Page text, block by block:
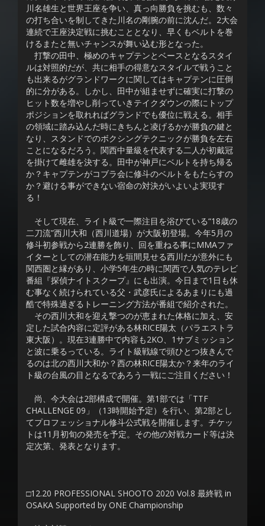
川名雄生と世界王座を争い、真っ向勝負を挑むも、数々
の打ち合いを制してきた川名の剛腕の前に沈んだ。2大会
連続で王座決定戦に挑むこととなり、早くもベルトを巻
けるまたと無いチャンスが舞い込む形となった。
打撃の田中、極めのキャプテンとベースとなるスタイ
ルは対照的だが、共に相手の得意なスタイルで戦うこと
も出来るがグランドワークに関してはキャプテンに圧倒
的に分がある。しかし、田中が組ませずに確実に打撃の
ヒット数を増やし削っていきテイクダウンの際にトップ
ポジションを取れればグランドでも優位に戦える。相手
の領域に踏み込んだ時にきちんと凌げるかが勝負の鍵と
なり、スタンドでのボクシングテクニックが勝負を左右
ことになるだろう。関西中量級を代表する二人が初戴冠
を掛けて雌雄を決する。田中が神戸にベルトを持ち帰る
か？キャプテンがコブラ会に修斗のベルトをもたらすの
か？避ける事ができない宿命の対決がいよいよ実現す
る！
そして現在、ライト級で一際注目を浴びている“18歳の
二刀流”西川大和（西川道場）が大阪初登場。今年5月の
修斗初参戦から2連勝を飾り、回を重ねる事にMMAファ
イターとしての潜在能力を垣間見せる西川だが意外にも
関西圏と縁があり、小学5年生の時に関西で人気のテレビ
番組『探偵ナイトスクープ』にも出演。今日まで1日も休
む事なく続けられている父・武彦氏によるあまりにも過
酷で特殊過ぎるトレーニング方法が番組で紹介された。
その西川大和を迎え撃つのが恵まれた体格に加え、安
定した試合内容に定評がある林RICE陽太（パラエストラ
東大阪）。現在3連勝中で内容も2KO、1サブミッション
と波に乗るっている。ライト級戦線で頭ひとつ抜きんで
るのは北の西川大和か？西の林RICE陽太か？来年のライ
ト級の台風の目となるであろう一戦にご注目ください！
尚、今大会は2部構成で開催。第1部では「TTF
CHALLENGE 09」（13時開始予定）を行い、第2部とし
てプロフェッショナル修斗公式戦を開催します。チケッ
トは11月初旬の発売を予定。その他の対戦カード等は決
定次第、発表となります。
□12.20 PROFESSIONAL SHOOTO 2020 Vol.8 最終戦 in
OSAKA Supported by ONE Championship